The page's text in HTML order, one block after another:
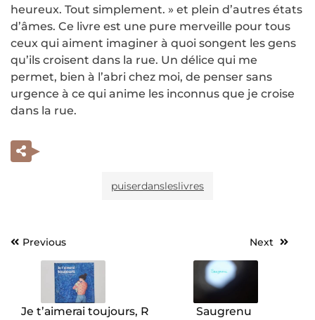
heureux. Tout simplement. » et plein d’autres états
d’âmes. Ce livre est une pure merveille pour tous
ceux qui aiment imaginer à quoi songent les gens
qu’ils croisent dans la rue. Un délice qui me
permet, bien à l’abri chez moi, de penser sans
urgence à ce qui anime les inconnus que je croise
dans la rue.
puiserdansleslivres
Navigation
l’article
Previous
Je t’aimerai toujours, R
Next
Saugrenu